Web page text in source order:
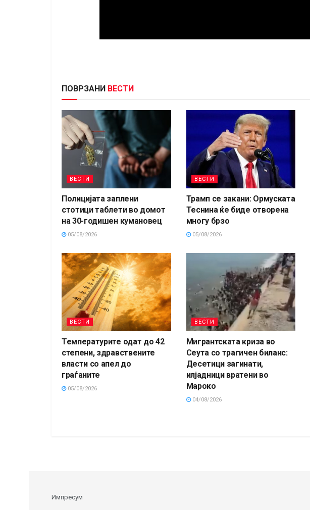
ПОВРЗАНИ ВЕСТИ
ВЕСТИ
Полицијата заплени
стотици таблети во домот
на 30-годишен кумановец
05/08/2026
ВЕСТИ
Трамп се закани: Ормуската
Теснина ќе биде отворена
многу брзо
05/08/2026
ВЕСТИ
Температурите одат до 42
степени, здравствените
власти со апел до
граѓаните
05/08/2026
ВЕСТИ
Мигрантската криза во
Сеута со трагичен биланс:
Десетици загинати,
илјадници вратени во
Мароко
04/08/2026
Импресум